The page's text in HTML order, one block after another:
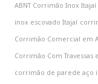
ABNT Corrimão Inox Itajaí
inox escovado Itajaí
Corrimão Comercial em
Corrimão Com Travessas
corrimão de parede aço